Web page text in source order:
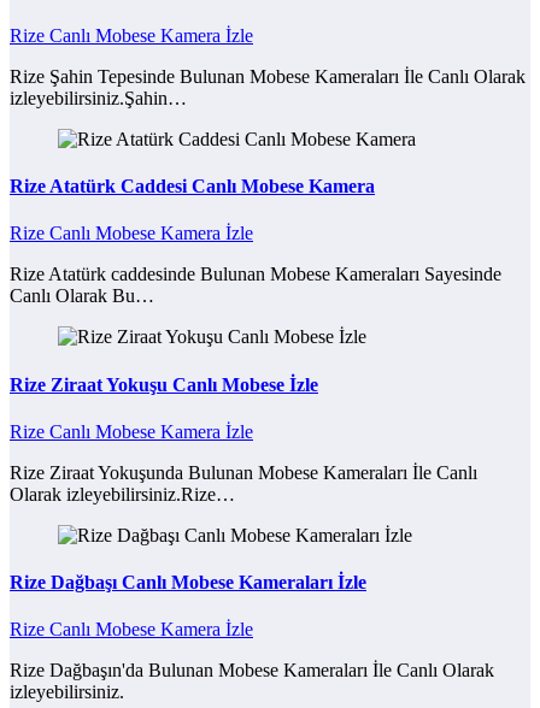
Rize Canlı Mobese Kamera İzle
Rize Şahin Tepesinde Bulunan Mobese Kameraları İle Canlı Olarak
izleyebilirsiniz.Şahin…
Rize Atatürk Caddesi Canlı Mobese Kamera
Rize Canlı Mobese Kamera İzle
Rize Atatürk caddesinde Bulunan Mobese Kameraları Sayesinde
Canlı Olarak Bu…
Rize Ziraat Yokuşu Canlı Mobese İzle
Rize Canlı Mobese Kamera İzle
Rize Ziraat Yokuşunda Bulunan Mobese Kameraları İle Canlı
Olarak izleyebilirsiniz.Rize…
Rize Dağbaşı Canlı Mobese Kameraları İzle
Rize Canlı Mobese Kamera İzle
Rize Dağbaşın'da Bulunan Mobese Kameraları İle Canlı Olarak
izleyebilirsiniz.